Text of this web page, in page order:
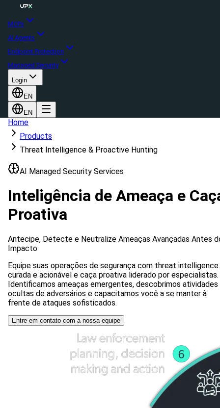
MCPs
AI Agents
Endpoint Protection
Managed Security
Login
EN
EN
Home
Products
Threat Intelligence & Proactive Hunting
AI Managed Security Services
Inteligência de Ameaça e
Proativa
Antecipe, Detecte e Neutralize Ameaças Avançadas Antes
Impacto
Equipe suas operações de segurança com threat intelligence
curada e acionável e caça proativa liderado por especialistas.
Identificamos ameaças emergentes, descobrimos atividades
ocultas de adversários e capacitamos você a se manter à
frente de ataques sofisticados.
Entre em contato com a nossa equipe